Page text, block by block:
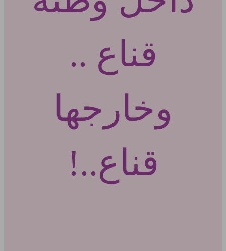
قناع ..
وخارجها
قناع..!